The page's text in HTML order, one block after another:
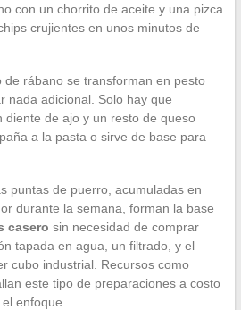
con un chorrito de aceite y una pizca
crujientes en unos minutos de
de rábano se transforman en pesto
nada adicional. Solo hay que
diente de ajo y un resto de queso
a la pasta o sirve de base para
puntas de puerro, acumuladas en
durante la semana, forman la base
casero sin necesidad de comprar
tapada en agua, un filtrado, y el
cubo industrial. Recursos como
este tipo de preparaciones a costo
enfoque.